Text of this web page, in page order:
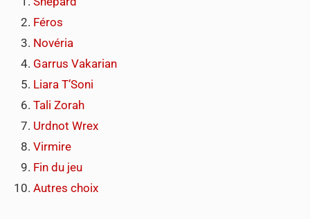
Féros
Novéria
Garrus Vakarian
Liara T’Soni
Tali Zorah
Urdnot Wrex
Virmire
Fin du jeu
Autres choix